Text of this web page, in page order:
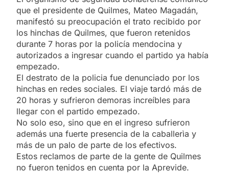
que el presidente de Quilmes, Mateo Magadán,
manifestó su preocupación el trato recibido por
los hinchas de Quilmes, que fueron retenidos
durante 7 horas por la policía mendocina y
autorizados a ingresar cuando el partido ya había
empezado.
El destrato de la policia fue denunciado por los
hinchas en redes sociales. El viaje tardó más de
20 horas y sufrieron demoras increíbles para
llegar con el partido empezado.
No solo eso, sino que en el ingreso sufrieron
además una fuerte presencia de la caballerìa y
más de un palo de parte de los efectivos.
Estos reclamos de parte de la gente de Quilmes
no fueron tenidos en cuenta por la Aprevide.